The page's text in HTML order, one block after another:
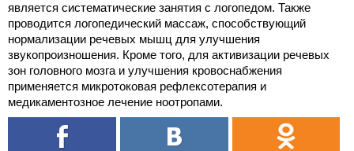
является систематические занятия с логопедом. Также
проводится логопедический массаж, способствующий
нормализации речевых мышц для улучшения
звукопроизношения. Кроме того, для активизации речевых
зон головного мозга и улучшения кровоснабжения
применяется микротоковая рефлексотерапия и
медикаментозное лечение ноотропами.